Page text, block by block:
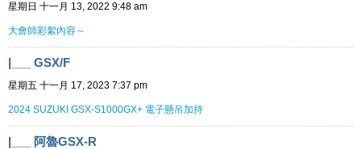
星期日 十一月 13, 2022 9:48 am
大會師彩絮內容～
|___ GSX/F
星期五 十一月 17, 2023 7:37 pm
2024 SUZUKI GSX-S1000GX+ 電子懸吊加持
|___ 阿魯GSX-R